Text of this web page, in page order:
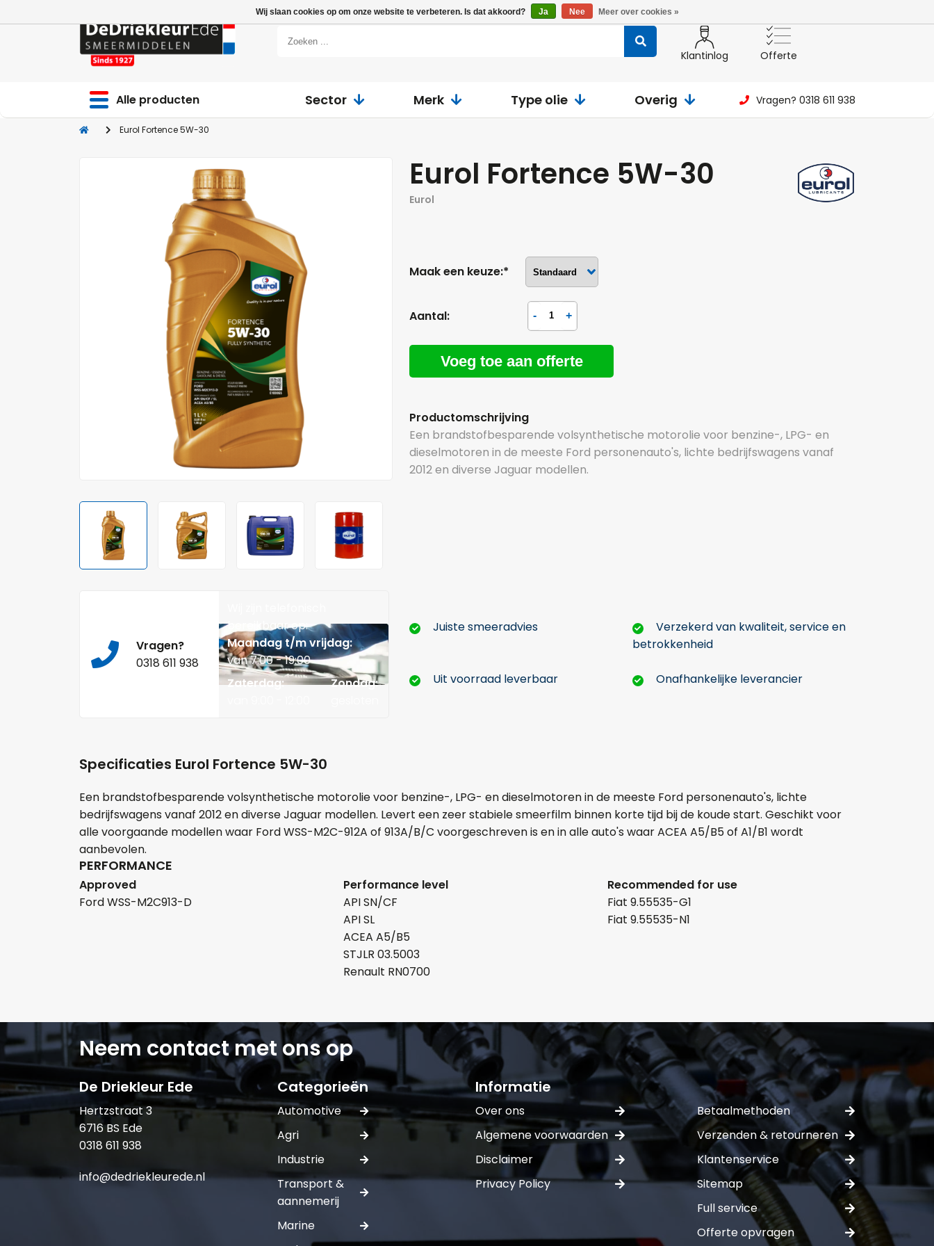
Klantinlog Offerte
Alle producten Sector Merk Type olie Overig Vragen? 0318 611 938
Eurol Fortence 5W-30
Eurol Fortence 5W-30
Eurol
Maak een keuze:*
Aantal:
Voeg toe aan offerte
Productomschrijving
Een brandstofbesparende volsynthetische motorolie voor benzine-, LPG- en
dieselmotoren in de meeste Ford personenauto's, lichte bedrijfswagens vanaf
2012 en diverse Jaguar modellen.
Vragen?
0318 611 938
bereikbaar op:
Maandag t/m vrijdag:
van 7:00 - 19:00
Zaterdag:
Zondag:
Juiste smeeradvies
Verzekerd van kwaliteit, service en
betrokkenheid
Uit voorraad leverbaar Onafhankelijke leverancier
Specificaties Eurol Fortence 5W-30
Een brandstofbesparende volsynthetische motorolie voor benzine-, LPG- en dieselmotoren in de meeste Ford personenauto's, lichte
bedrijfswagens vanaf 2012 en diverse Jaguar modellen. Levert een zeer stabiele smeerfilm binnen korte tijd bij de koude start. Geschikt voor
alle voorgaande modellen waar Ford WSS-M2C-912A of 913A/B/C voorgeschreven is en in alle auto's waar ACEA A5/B5 of A1/B1 wordt
aanbevolen.
PERFORMANCE
Approved
Ford WSS-M2C913-D
Performance level
API SN/CF
API SL
ACEA A5/B5
STJLR 03.5003
Renault RN0700
Recommended for use
Fiat 9.55535-G1
Fiat 9.55535-N1
Aantal
Opmerkingen:
E-mail:*
Verstuur offerte
Neem contact met ons op
De Driekleur Ede
Hertzstraat 3
6716 BS Ede
0318 611 938
info@dedriekleurede.nl
Categorieën
Automotive
Agri
Industrie
Transport &
aannemerij
Marine
Informatie
Over ons
Algemene voorwaarden
Disclaimer
Privacy Policy
Betaalmethoden
Verzenden & retourneren
Klantenservice
Sitemap
Full service
Offerte opvragen
Wij slaan cookies op om onze website te verbeteren. Is dat akkoord? Ja Nee Meer over cookies »